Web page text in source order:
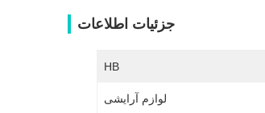
جزئیات اطلاعات
HB
لوازم آرایشی